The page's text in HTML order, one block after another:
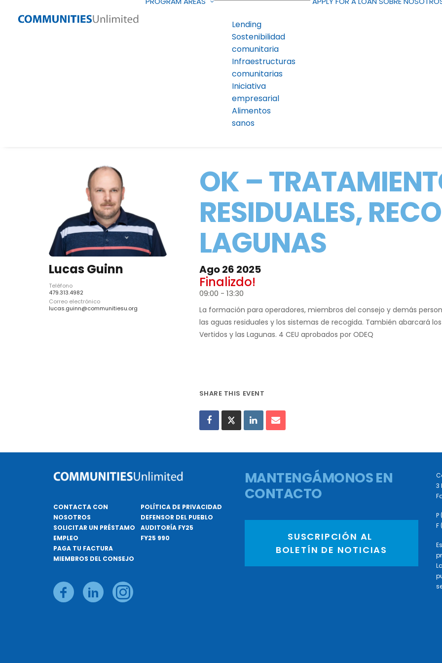
Lending
Sostenibilidad
comunitaria
Infraestructuras
comunitarias
Iniciativa
empresarial
Alimentos
sanos
Lucas Guinn
Teléfono
479.313.4982
Correo electrónico
lucas.guinn@communitiesu.org
OK –
RESIDUALES,
LAGUNAS
Ago 26 2025
Finalizdo!
09:00 - 13:30
La formación para operadores, miembros del consejo y demás
las aguas residuales y los sistemas de recogida. También abarcará
Vertidos y las Lagunas. 4 CEU aprobados por ODEQ
CONTACTA CON
NOSOTROS
SOLICITAR UN PRÉSTAMO
EMPLEO
PAGA TU FACTURA
MIEMBROS DEL CONSEJO
POLÍTICA DE PRIVACIDAD
DEFENSOR DEL PUEBLO
AUDITORÍA FY25
FY25 990
MANTENGÁMONOS EN
CONTACTO
SUSCRIPCIÓN AL
BOLETÍN DE NOTICIAS
3
P
F